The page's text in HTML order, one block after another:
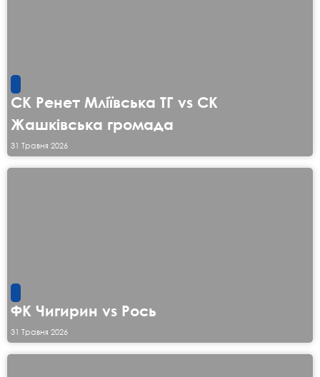
СК Ренет Мліївська ТГ vs СК
Жашківська громада
31 Травня 2026
ФК Чигирин vs Рось
31 Травня 2026